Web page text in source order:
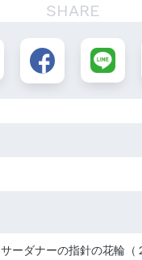
SHARE
サーダナーの指針の花輪（